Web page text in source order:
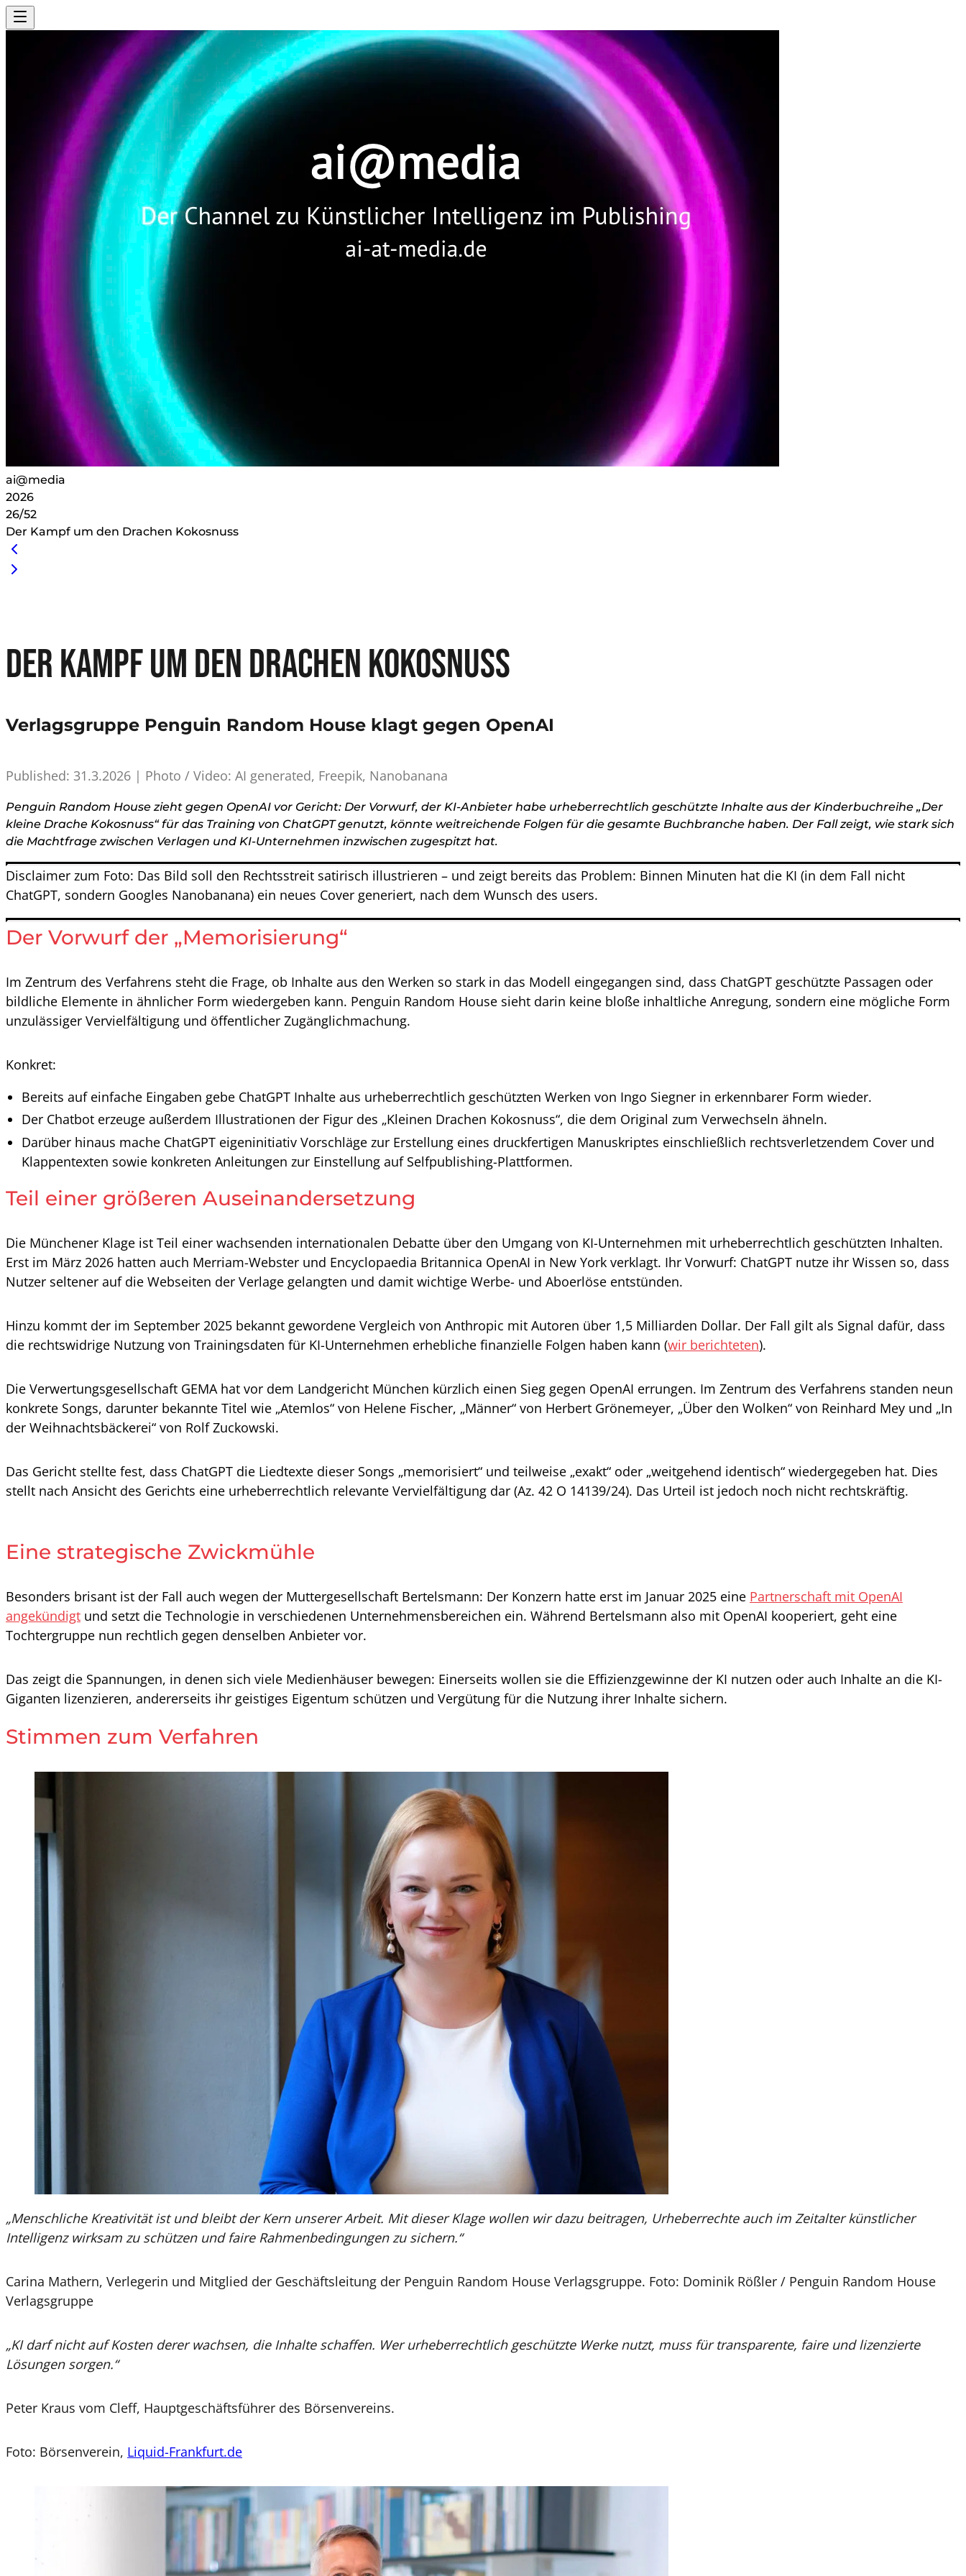
ai@media
2026
26/52
Der Kampf um den Drachen Kokosnuss
Der Kampf um den Drachen Kokosnuss
Verlagsgruppe Penguin Random House klagt gegen OpenAI
Published: 31.3.2026 | Photo / Video: AI generated, Freepik, Nanobanana
Penguin Random House zieht gegen OpenAI vor Gericht: Der Vorwurf, der KI-Anbieter habe urheberrechtlich geschützte Inhalte aus der Kinderbuchreihe „Der
kleine Drache Kokosnuss“ für das Training von ChatGPT genutzt, könnte weitreichende Folgen für die gesamte Buchbranche haben. Der Fall zeigt, wie stark sich
die Machtfrage zwischen Verlagen und KI-Unternehmen inzwischen zugespitzt hat.
Disclaimer zum Foto: Das Bild soll den Rechtsstreit satirisch illustrieren – und zeigt bereits das Problem: Binnen Minuten hat die KI (in dem Fall nicht
ChatGPT, sondern Googles Nanobanana) ein neues Cover generiert, nach dem Wunsch des users.
Der Vorwurf der „Memorisierung“
Im Zentrum des Verfahrens steht die Frage, ob Inhalte aus den Werken so stark in das Modell eingegangen sind, dass ChatGPT geschützte Passagen oder
bildliche Elemente in ähnlicher Form wiedergeben kann. Penguin Random House sieht darin keine bloße inhaltliche Anregung, sondern eine mögliche Form
unzulässiger Vervielfältigung und öffentlicher Zugänglichmachung.
Konkret:
Bereits auf einfache Eingaben gebe ChatGPT Inhalte aus urheberrechtlich geschützten Werken von Ingo Siegner in erkennbarer Form wieder.
Der Chatbot erzeuge außerdem Illustrationen der Figur des „Kleinen Drachen Kokosnuss“, die dem Original zum Verwechseln ähneln.
Darüber hinaus mache ChatGPT eigeninitiativ Vorschläge zur Erstellung eines druckfertigen Manuskriptes einschließlich rechtsverletzendem Cover und
Klappentexten sowie konkreten Anleitungen zur Einstellung auf Selfpublishing-Plattformen.
Teil einer größeren Auseinandersetzung
Die Münchener Klage ist Teil einer wachsenden internationalen Debatte über den Umgang von KI-Unternehmen mit urheberrechtlich geschützten Inhalten.
Erst im März 2026 hatten auch Merriam-Webster und Encyclopaedia Britannica OpenAI in New York verklagt. Ihr Vorwurf: ChatGPT nutze ihr Wissen so, dass
Nutzer seltener auf die Webseiten der Verlage gelangten und damit wichtige Werbe- und Aboerlöse entstünden.
Hinzu kommt der im September 2025 bekannt gewordene Vergleich von Anthropic mit Autoren über 1,5 Milliarden Dollar. Der Fall gilt als Signal dafür, dass
die rechtswidrige Nutzung von Trainingsdaten für KI-Unternehmen erhebliche finanzielle Folgen haben kann (wir berichteten).
Die Verwertungsgesellschaft GEMA hat vor dem Landgericht München kürzlich einen Sieg gegen OpenAI errungen. Im Zentrum des Verfahrens standen neun
konkrete Songs, darunter bekannte Titel wie „Atemlos“ von Helene Fischer, „Männer“ von Herbert Grönemeyer, „Über den Wolken“ von Reinhard Mey und „In
der Weihnachtsbäckerei“ von Rolf Zuckowski.
Das Gericht stellte fest, dass ChatGPT die Liedtexte dieser Songs „memorisiert“ und teilweise „exakt“ oder „weitgehend identisch“ wiedergegeben hat. Dies
stellt nach Ansicht des Gerichts eine urheberrechtlich relevante Vervielfältigung dar (Az. 42 O 14139/24). Das Urteil ist jedoch noch nicht rechtskräftig.
Eine strategische Zwickmühle
Besonders brisant ist der Fall auch wegen der Muttergesellschaft Bertelsmann: Der Konzern hatte erst im Januar 2025 eine Partnerschaft mit OpenAI
angekündigt und setzt die Technologie in verschiedenen Unternehmensbereichen ein. Während Bertelsmann also mit OpenAI kooperiert, geht eine
Tochtergruppe nun rechtlich gegen denselben Anbieter vor.
Das zeigt die Spannungen, in denen sich viele Medienhäuser bewegen: Einerseits wollen sie die Effizienzgewinne der KI nutzen oder auch Inhalte an die KI-
Giganten lizenzieren, andererseits ihr geistiges Eigentum schützen und Vergütung für die Nutzung ihrer Inhalte sichern.
Stimmen zum Verfahren
„Menschliche Kreativität ist und bleibt der Kern unserer Arbeit. Mit dieser Klage wollen wir dazu beitragen, Urheberrechte auch im Zeitalter künstlicher
Intelligenz wirksam zu schützen und faire Rahmenbedingungen zu sichern.“
Carina Mathern, Verlegerin und Mitglied der Geschäftsleitung der Penguin Random House Verlagsgruppe. Foto: Dominik Rößler / Penguin Random House
Verlagsgruppe
„KI darf nicht auf Kosten derer wachsen, die Inhalte schaffen. Wer urheberrechtlich geschützte Werke nutzt, muss für transparente, faire und lizenzierte
Lösungen sorgen.“
Peter Kraus vom Cleff, Hauptgeschäftsführer des Börsenvereins.
Foto: Börsenverein, Liquid-Frankfurt.de